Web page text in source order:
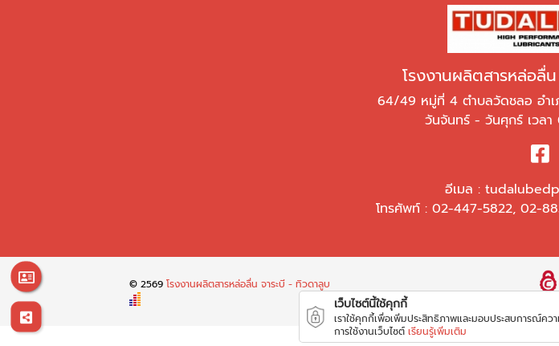
โรงงานผลิตสารหล่อลื่
64/49 หมู่ที่ 4 ตำบลวัดชลอ อำเ
วันจันทร์ - วันศุกร์ เวล
อีเมล :
โทรศัพท์ : 02-447-5822, 02-
© 2569โรงงานผลิตสารหล่อลื่น จาระบี - ทิวดาลูบ
เว็บไซต์นี้ใช้คุกกี้
เราใช้คุกกี้เพื่อเพิ่มประสิทธิภาพและมอบประสบการณ์คว
การใช้งานเว็บไซต์ เรียนรู้เพิ่มเติม